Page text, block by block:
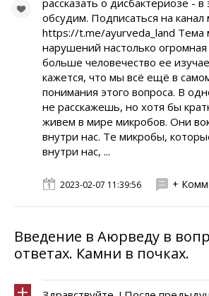
рассказать о дисбактериозе - в
обсудим. Подписаться на канал
https://t.me/ayurveda_land Тема
нарушений настолько
больше человечество ее
кажется, что мы всё ещё в
понимания этого вопроса. В
не расскажешь, но хотя бы
живем в мире микробов. Они
внутри нас. Те микробы,
внутри нас, ...
2023-02-07 11:39:56 +
Введение в Аюрведу в
ответах. Камни в почках.